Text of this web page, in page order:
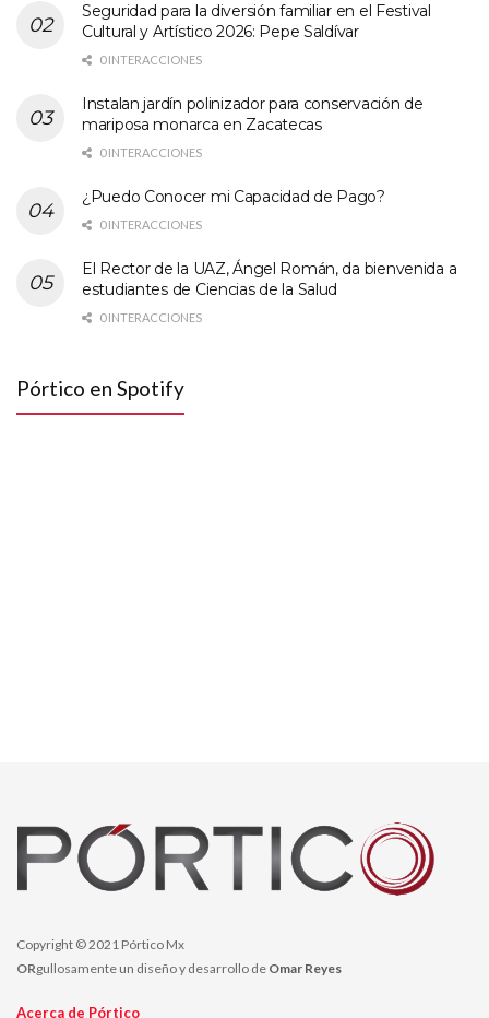
Seguridad para la diversión familiar en el Festival
Cultural y Artístico 2026: Pepe Saldívar
0 INTERACCIONES
Instalan jardín polinizador para conservación de
mariposa monarca en Zacatecas
0 INTERACCIONES
¿Puedo Conocer mi Capacidad de Pago?
0 INTERACCIONES
El Rector de la UAZ, Ángel Román, da bienvenida a
estudiantes de Ciencias de la Salud
0 INTERACCIONES
Pórtico en Spotify
Copyright © 2021 Pórtico Mx
ORgullosamente un diseño y desarrollo de Omar Reyes
Acerca de Pórtico